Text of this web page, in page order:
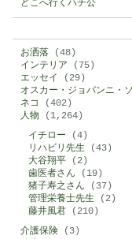
どこへ行くハチ公
お洒落 (48)
インテリア (75)
エッセイ
(29)
オスカー・ジョバンニ・
ネコ
(402)
人物 (1,264)
イチロー (4)
リハビリ先生 (43)
大谷翔平 (2)
歯医者さん (19)
猪子寿之さん (37)
管理栄養士先生 (2)
藤井風君 (210)
介護保険 (3)